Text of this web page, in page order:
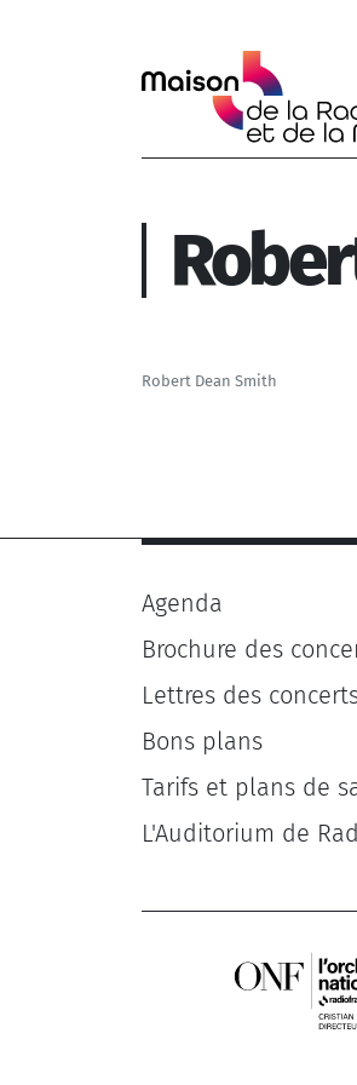
Robert Dean Smith
Agenda
Brochure des
Lettres des
Bons plans
Tarifs et plans de
L'Auditorium de